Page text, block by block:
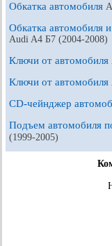
Обкатка автомобиля
Обкатка автомобиля
Audi A4 Б7 (2004-2008)
Ключи от автомобиля
Ключи от автомобиля
CD-чейнджер
Подъем автомобиля
(1999-2005)